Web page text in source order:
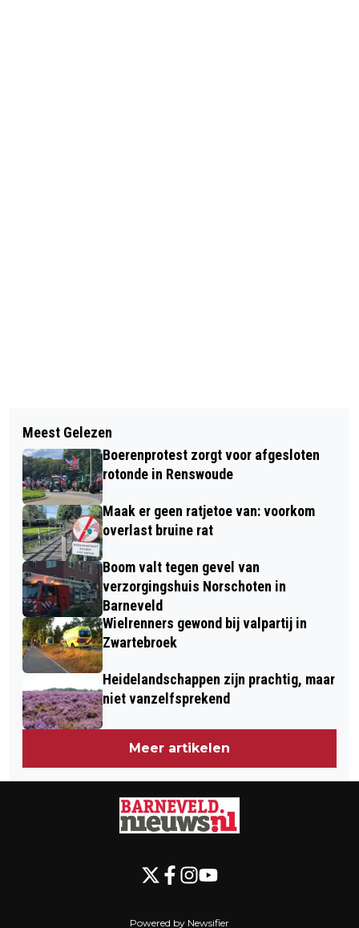
BRAND VERWOEST DEELS RIETEN DAK
VAN WONING IN BARNEVELD -
OORZAAK NOG ONDERZOCHT
BURGEMEESTER: JE MOET ALS
GEMEENTERAADSLID BEHOORLIJK
STEVIG STAAN
Meest Gelezen
Boerenprotest zorgt voor afgesloten
rotonde in Renswoude
Maak er geen ratjetoe van: voorkom
overlast bruine rat
Boom valt tegen gevel van
verzorgingshuis Norschoten in
Barneveld
Wielrenners gewond bij valpartij in
Zwartebroek
Heidelandschappen zijn prachtig, maar
niet vanzelfsprekend
Meer artikelen
Powered by Newsifier